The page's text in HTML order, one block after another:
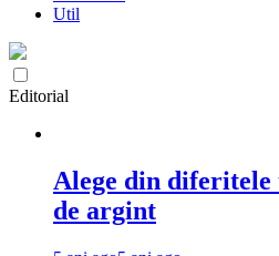
Util
Editorial
Alege din
de argint